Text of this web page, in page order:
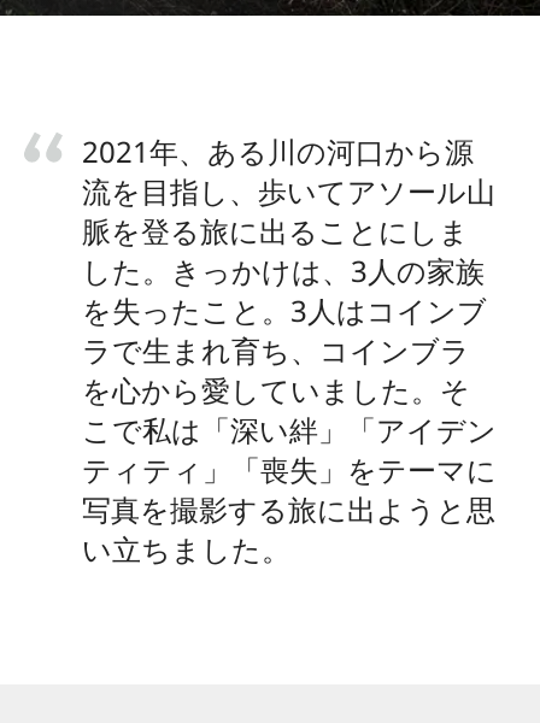
2021年、ある川の河口から源
流を目指し、歩いてアソール山
脈を登る旅に出ることにしま
した。きっかけは、3人の家族
を失ったこと。3人はコインブ
ラで生まれ育ち、コインブラ
を心から愛していました。そ
こで私は「深い絆」「アイデン
ティティ」「喪失」をテーマに
写真を撮影する旅に出ようと思
い立ちました。